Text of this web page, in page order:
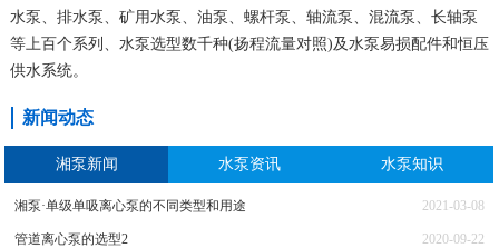
水泵、排水泵、矿用水泵、油泵、螺杆泵、轴流泵、混流泵、长轴泵
等上百个系列、水泵选型数千种(扬程流量对照)及水泵易损配件和恒压
供水系统。
新闻动态
湘泵新闻 水泵资讯 水泵知识
湘泵·单级单吸离心泵的不同类型和用途 2021-03-08
管道离心泵的选型2 2020-09-22